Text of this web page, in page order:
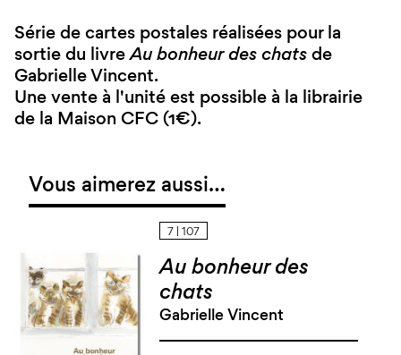
Série de cartes postales réalisées pour la
sortie du livreAu bonheur des chats de
Gabrielle Vincent.
Une vente à l'unité est possible à la librairie
de la Maison CFC (1€).
Vous aimerez aussi…
7 | 107
Au bonheur des
chats
Gabrielle Vincent